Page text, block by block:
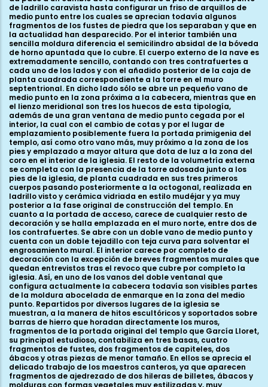
de ladrillo caravista hasta configurar un friso de arquillos de
medio punto entre los cuales se aprecian todavía algunos
fragmentos de los fustes de piedra que los separaban y que en
la actualidad han desparecido. Por el interior también una
sencilla moldura diferencia el semicilindro absidal de la bóveda
de horno apuntada que lo cubre. El cuerpo externo de la nave es
extremadamente sencillo, contando con tres contrafuertes a
cada uno de los lados y con el añadido posterior de la caja de
planta cuadrada correspondiente a la torre en el muro
septentrional. En dicho lado sólo se abre un pequeño vano de
medio punto en la zona próxima a la cabecera, mientras que en
el lienzo meridional son tres los huecos de esta tipología,
además de una gran ventana de medio punto cegada por el
interior, la cual con el cambio de cotas y por el lugar de
emplazamiento posiblemente fuera la portada primigenia del
templo, así como otro vano más, muy próximo a la zona de los
pies y emplazado a mayor altura que dota de luz a la zona del
coro en el interior de la iglesia. El resto de la volumetría externa
se completa con la presencia de la torre adosada junto a los
pies de la iglesia, de planta cuadrada en sus tres primeros
cuerpos pasando posteriormente a la octogonal, realizada en
ladrillo visto y cerámica vidriada en estilo mudéjar y ya muy
posterior a la fase original de construcción del templo. En
cuanto a la portada de acceso, carece de cualquier resto de
decoración y se halla emplazada en el muro norte, entre dos de
los contrafuertes. Se abre con un doble vano de medio punto y
cuenta con un doble tejadillo con teja curva para solventar el
engrosamiento mural. El interior carece por completo de
decoración con la excepción de breves fragmentos murales que
quedan entrevistos tras el revoco que cubre por completo la
iglesia. Así, en uno de los vanos del doble ventanal que
configura actualmente la cabecera todavía son visibles partes
de la moldura abocelada de enmarque en la zona del medio
punto. Repartidos por diversos lugares de la iglesia se
muestran, a la manera de hitos escultóricos y soportados sobre
barras de hierro que horadan directamente los muros,
fragmentos de la portada original del templo que García Lloret,
su principal estudioso, contabiliza en tres basas, cuatro
fragmentos de fustes, dos fragmentos de capiteles, dos
ábacos y otras piezas de menor tamaño. En ellos se aprecia el
delicado trabajo de los maestros canteros, ya que aparecen
fragmentos de ajedrezado de dos hileras de billetes, ábacos y
molduras con formas vegetales muy estilizadas y, muy